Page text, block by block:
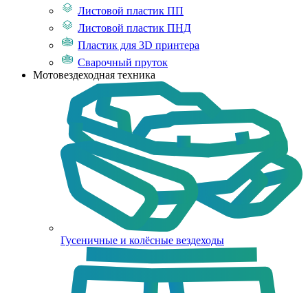
Листовой пластик ПП
Листовой пластик ПНД
Пластик для 3D принтера
Сварочный пруток
Мотовездеходная техника
Гусеничные и колёсные вездеходы